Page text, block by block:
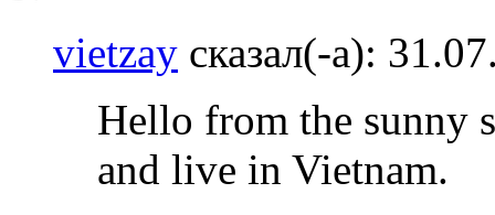
vietzay сказал(-а):
Hello from the sunny
and live in Vietnam.